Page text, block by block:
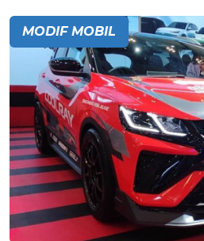
MODIF MOBIL